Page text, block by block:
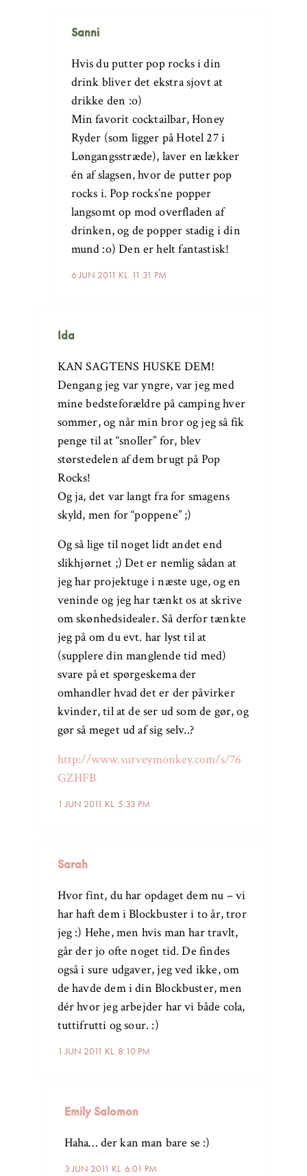
Sanni
6 JUN 2011 KL. 11:31 PM
Hvis du putter pop rocks i din
drink bliver det ekstra sjovt at
drikke den :o)
Min favorit cocktailbar, Honey
Ryder (som ligger på Hotel 27 i
Løngangsstræde), laver en lækker
én af slagsen, hvor de putter pop
rocks i. Pop rocks’ne popper
langsomt op mod overfladen af
drinken, og de popper stadig i din
mund :o) Den er helt fantastisk!
Ida
1 JUN 2011 KL. 5:33 PM
KAN SAGTENS HUSKE DEM!
Dengang jeg var yngre, var jeg med
mine bedsteforældre på camping hver
sommer, og når min bror og jeg så fik
penge til at “snoller” for, blev
størstedelen af dem brugt på Pop
Rocks!
Og ja, det var langt fra for smagens
skyld, men for “poppene” ;)
Og så lige til noget lidt andet end
slikhjørnet ;) Det er nemlig sådan at
jeg har projektuge i næste uge, og en
veninde og jeg har tænkt os at skrive
om skønhedsidealer. Så derfor tænkte
jeg på om du evt. har lyst til at
(supplere din manglende tid med)
svare på et spørgeskema der
omhandler hvad det er der påvirker
kvinder, til at de ser ud som de gør, og
gør så meget ud af sig selv..?
http://www.surveymonkey.com/s/76
GZHFB
Sarah
1 JUN 2011 KL. 8:10 PM
Hvor fint, du har opdaget dem nu – vi
har haft dem i Blockbuster i to år, tror
jeg :) Hehe, men hvis man har travlt,
går der jo ofte noget tid. De findes
også i sure udgaver, jeg ved ikke, om
de havde dem i din Blockbuster, men
dér hvor jeg arbejder har vi både cola,
tuttifrutti og sour. :)
Emily Salomon
3 JUN 2011 KL. 6:01 PM
Haha… der kan man bare se :)